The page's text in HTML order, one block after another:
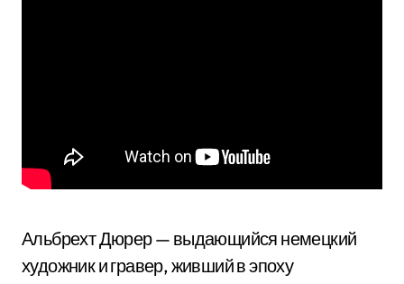
Альбрехт Дюрер — выдающийся немецкий
художник и гравер, живший в эпоху